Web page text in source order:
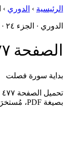
الرئيسية › الدوري ›
الدوري · الجزء ٢٤ · ٤٧٧/٦٠٤
الصفحة ٤٧٧
بداية سورة فصلت
بصيغة PDF، مُستخرَجةٌ من أصول مجمع الملك فهد.